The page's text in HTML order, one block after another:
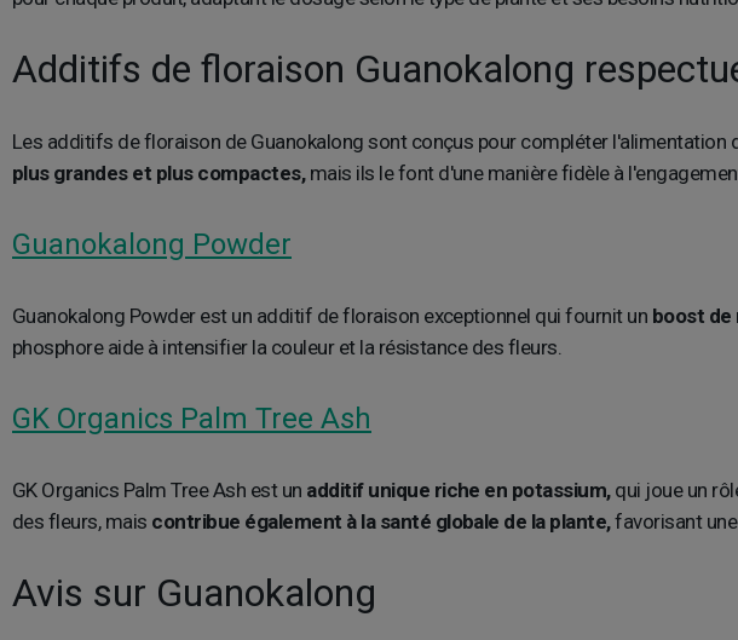
Additifs de floraison Guanokalong
Les additifs de floraison de Guanokalong sont conçus pour compléter
plus grandes et plus compactes,mais ils le font d'une manière fidèle à
Guanokalong Powder
Guanokalong Powder est un additif de floraison exceptionnel qui fournit un boost
phosphore aide à intensifier la couleur et la résistance des fleurs.
GK Organics Palm Tree Ash
GK Organics Palm Tree Ash est un additif unique riche en potassium,qui joue un
des fleurs, mais contribue également à la santé globale de la plante,favorisant
Avis sur Guanokalong